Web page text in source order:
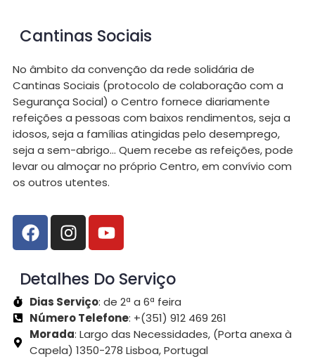
Cantinas Sociais
No âmbito da convenção da rede solidária de
Cantinas Sociais (protocolo de colaboração com a
Segurança Social) o Centro fornece diariamente
refeições a pessoas com baixos rendimentos, seja a
idosos, seja a famílias atingidas pelo desemprego,
seja a sem-abrigo… Quem recebe as refeições, pode
levar ou almoçar no próprio Centro, em convívio com
os outros utentes.
Detalhes Do Serviço
Dias Serviço: de 2ª a 6ª feira
Número Telefone: +(351) 912 469 261
Morada: Largo das Necessidades, (Porta anexa à
Capela) 1350-278 Lisboa, Portugal